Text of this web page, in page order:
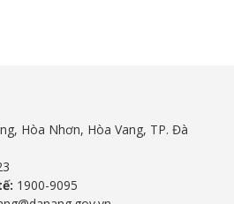
Hòa Nhơn, Hòa Vang, TP. Đà
1900-9095